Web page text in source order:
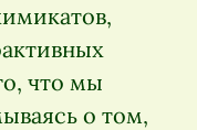
что мы
о том,